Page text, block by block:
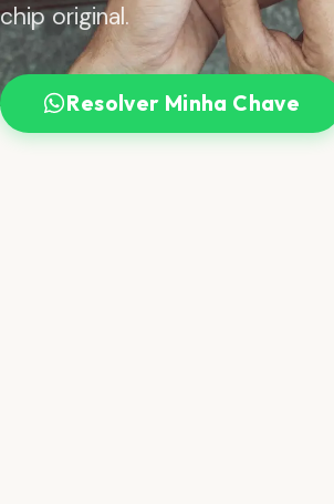
chip original.
Resolver Minha Chave